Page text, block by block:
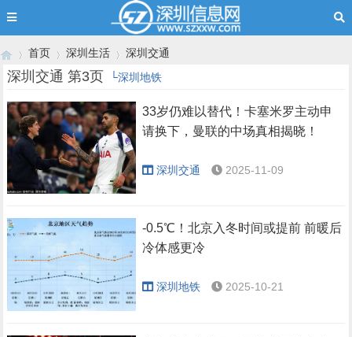
›
首页
›
深圳生活
›
深圳交通
深圳交通 第3页 └深圳地铁
33岁仍难以替代！卡塞米罗主动申
请换下，曼联的中场真相揭晓！
深圳交通 2025-11-09
-0.5℃！北京入冬时间或提前 前暖后
冷体感更冷
深圳地铁 2025-10-21